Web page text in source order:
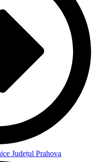
Județul Prahova